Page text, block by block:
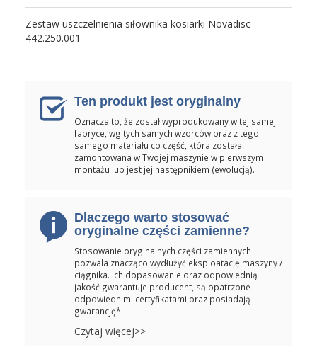
Zestaw uszczelnienia siłownika kosiarki Novadisc
442.250.001
Ten produkt jest oryginalny
Oznacza to, że został wyprodukowany w tej samej
fabryce, wg tych samych wzorców oraz z tego
samego materiału co część, która została
zamontowana w Twojej maszynie w pierwszym
montażu lub jest jej następnikiem (ewolucją).
Dlaczego warto stosować
oryginalne części zamienne?
Stosowanie oryginalnych części zamiennych
pozwala znacząco wydłużyć eksploatację maszyny /
ciągnika. Ich dopasowanie oraz odpowiednią
jakość gwarantuje producent, są opatrzone
odpowiednimi certyfikatami oraz posiadają
gwarancję*
Czytaj więcej>>